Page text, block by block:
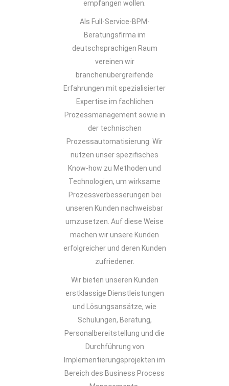
empfangen wollen.
Als Full-Service-BPM-
Beratungsfirma im
deutschsprachigen Raum
vereinen wir
branchenübergreifende
Erfahrungen mit spezialisierter
Expertise im fachlichen
Prozessmanagement sowie in
der technischen
Prozessautomatisierung. Wir
nutzen unser spezifisches
Know-how zu Methoden und
Technologien, um wirksame
Prozessverbesserungen bei
unseren Kunden nachweisbar
umzusetzen. Auf diese Weise
machen wir unsere Kunden
erfolgreicher und deren Kunden
zufriedener.
Wir bieten unseren Kunden
erstklassige Dienstleistungen
und Lösungsansätze, wie
Schulungen, Beratung,
Personalbereitstellung und die
Durchführung von
Implementierungsprojekten im
Bereich des Business Process